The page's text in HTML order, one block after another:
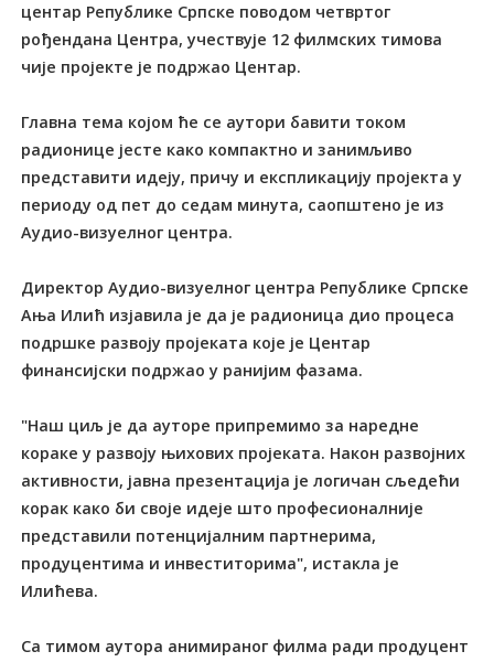
центар Републике Српске поводом четвртог
рођендана Центра, учествује 12 филмских тимова
чије пројекте је подржао Центар.
Главна тема којом ће се аутори бавити током
радионице јесте како компактно и занимљиво
представити идеју, причу и експликацију пројекта у
периоду од пет до седам минута, саопштено је из
Аудио-визуелног центра.
Директор Аудио-визуелног центра Републике Српске
Ања Илић изјавила је да је радионица дио процеса
подршке развоју пројеката које је Центар
финансијски подржао у ранијим фазама.
"Наш циљ је да ауторе припремимо за наредне
кораке у развоју њихових пројеката. Након развојних
активности, јавна презентација је логичан сљедећи
корак како би своје идеје што професионалније
представили потенцијалним партнерима,
продуцентима и инвеститорима", истакла је
Илићева.
Са тимом аутора анимираног филма ради продуцент